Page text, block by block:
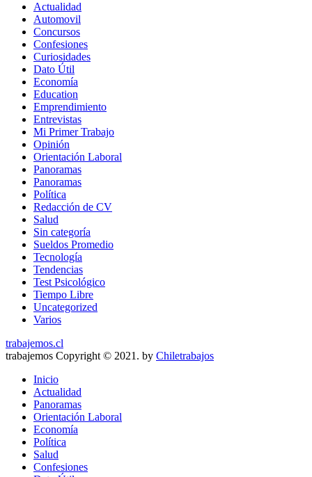
Actualidad
Automovil
Concursos
Confesiones
Curiosidades
Dato Útil
Economía
Education
Emprendimiento
Entrevistas
Mi Primer Trabajo
Opinión
Orientación Laboral
Panoramas
Panoramas
Política
Redacción de CV
Salud
Sin categoría
Sueldos Promedio
Tecnología
Tendencias
Test Psicológico
Tiempo Libre
Uncategorized
Varios
trabajemos.cl
trabajemos Copyright © 2021. by Chiletrabajos
Inicio
Actualidad
Panoramas
Orientación Laboral
Economía
Política
Salud
Confesiones